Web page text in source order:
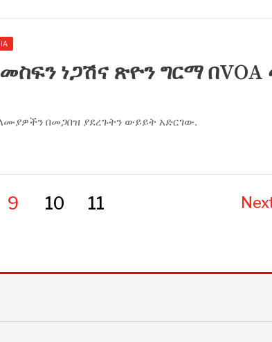
ነጋሽና ጽዮን ግርማ በVOA
በመጋበዝ ያደረጉትን ውይይት አድርገው.
9 10 11